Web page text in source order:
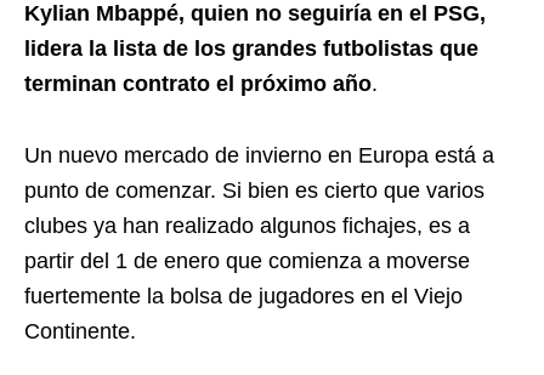
Kylian Mbappé, quien no seguiría en el PSG,
lidera la lista de los grandes futbolistas que
terminan contrato el próximo año.
Un nuevo mercado de invierno en Europa está a
punto de comenzar. Si bien es cierto que varios
clubes ya han realizado algunos fichajes, es a
partir del 1 de enero que comienza a moverse
fuertemente la bolsa de jugadores en el Viejo
Continente.